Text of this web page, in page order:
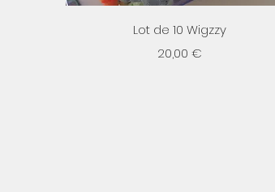
Aperçu rapide
Lot de 10 Wigzzy
Prix
20,00 €